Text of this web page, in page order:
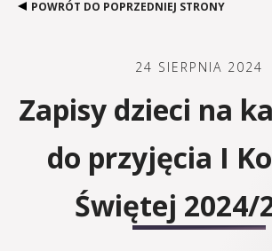
POWRÓT DO POPRZEDNIEJ STRONY
24 SIERPNIA 2024
Zapisy dzieci na
do przyjęcia I
Świętej 2024/